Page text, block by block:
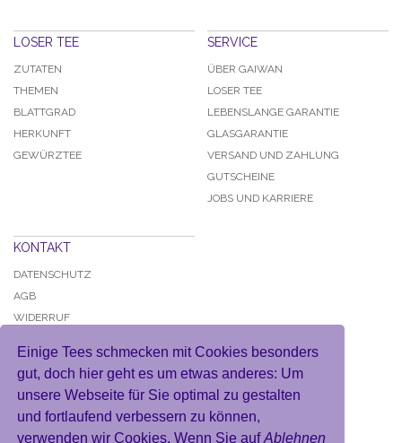
Einige Tees schmecken mit Cookies besonders
gut, doch hier geht es um etwas anderes: Um
unsere Webseite für Sie optimal zu gestalten
und fortlaufend verbessern zu können,
verwenden wir Cookies. Wenn Sie aufAblehnen
LOSER TEE
ZUTATEN
THEMEN
BLATTGRAD
HERKUNFT
GEWÜRZTEE
SERVICE
ÜBER GAIWAN
LOSER TEE
LEBENSLANGE GARANTIE
GLASGARANTIE
VERSAND UND ZAHLUNG
GUTSCHEINE
JOBS UND KARRIERE
KONTAKT
DATENSCHUTZ
AGB
WIDERRUF
KONTO